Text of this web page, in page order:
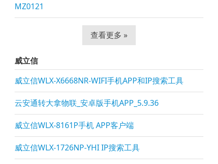
MZ0121
查看更多 »
威立信
威立信WLX-X6668NR-WIFI手机APP和IP搜索工具
云安通转大拿物联_安卓版手机APP_5.9.36
威立信WLX-8161P手机 APP客户端
威立信WLX-1726NP-YHI IP搜索工具